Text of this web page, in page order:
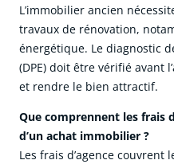
L’immobilier ancien
travaux de rénovation,
énergétique. Le diagnostic
(DPE) doit être vérifié avant
et rendre le bien attractif.
Que comprennent les frais
d’un achat immobilier ?
Les frais d’agence couvrent